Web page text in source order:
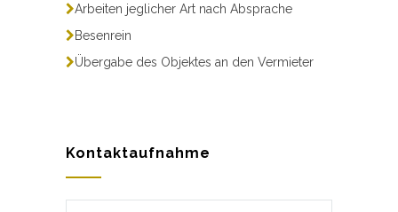
Arbeiten jeglicher Art nach Absprache
Besenrein
Übergabe des Objektes an den Vermieter
Kontaktaufnahme